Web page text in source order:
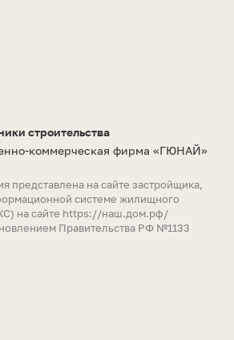
строительства
коммерческая фирма «ГЮНАЙ»
представлена на сайте застройщика,
системе жилищного
на сайте https://наш.дом.рф/
Правительства РФ №1133